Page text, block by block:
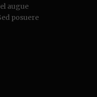
augue
posuere